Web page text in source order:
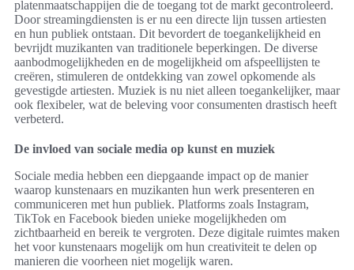
platenmaatschappijen die de toegang tot de markt gecontroleerd.
Door streamingdiensten is er nu een directe lijn tussen artiesten
en hun publiek ontstaan. Dit bevordert de toegankelijkheid en
bevrijdt muzikanten van traditionele beperkingen. De diverse
aanbodmogelijkheden en de mogelijkheid om afspeellijsten te
creëren, stimuleren de ontdekking van zowel opkomende als
gevestigde artiesten. Muziek is nu niet alleen toegankelijker, maar
ook flexibeler, wat de beleving voor consumenten drastisch heeft
verbeterd.
De invloed van sociale media op kunst en muziek
Sociale media hebben een diepgaande impact op de manier
waarop kunstenaars en muzikanten hun werk presenteren en
communiceren met hun publiek. Platforms zoals Instagram,
TikTok en Facebook bieden unieke mogelijkheden om
zichtbaarheid en bereik te vergroten. Deze digitale ruimtes maken
het voor kunstenaars mogelijk om hun creativiteit te delen op
manieren die voorheen niet mogelijk waren.